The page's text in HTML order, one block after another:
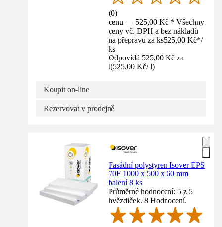
(0)
cenu — 525,00 Kč * Všechny
ceny vč. DPH a bez nákladů
na přepravu za ks525,00 Kč*/
ks
Odpovídá 525,00 Kč za
l(525,00 Kč/ l)
Koupit on-line
Rezervovat v prodejně
Fasádní polystyren Isover EPS
70F 1000 x 500 x 60 mm
balení 8 ks
Průměrné hodnocení: 5 z 5
hvězdiček. 8 Hodnocení.